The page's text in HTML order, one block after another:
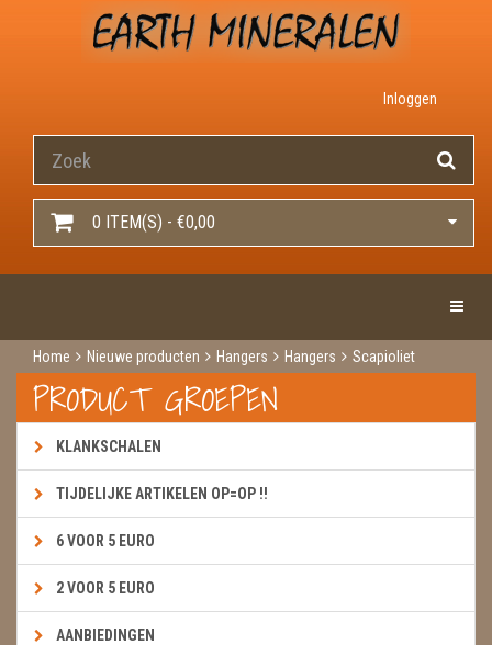
Inloggen
0 ITEM(S) - €0,00
Home Nieuwe producten Hangers Hangers Scapioliet
PRODUCT GROEPEN
KLANKSCHALEN
TIJDELIJKE ARTIKELEN OP=OP !!
6 VOOR 5 EURO
2 VOOR 5 EURO
AANBIEDINGEN